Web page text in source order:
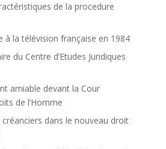
de la procedure
à la télévision française en 1984
du Centre d’Etudes Juridiques
amiable devant la Cour
de l’Homme
créanciers dans le nouveau droit